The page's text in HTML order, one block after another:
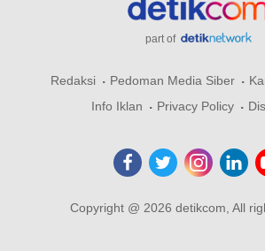
part of
Redaksi Pedoman Media Siber
Info Iklan
Privacy Policy
Copyright @ 2026 detikcom, All